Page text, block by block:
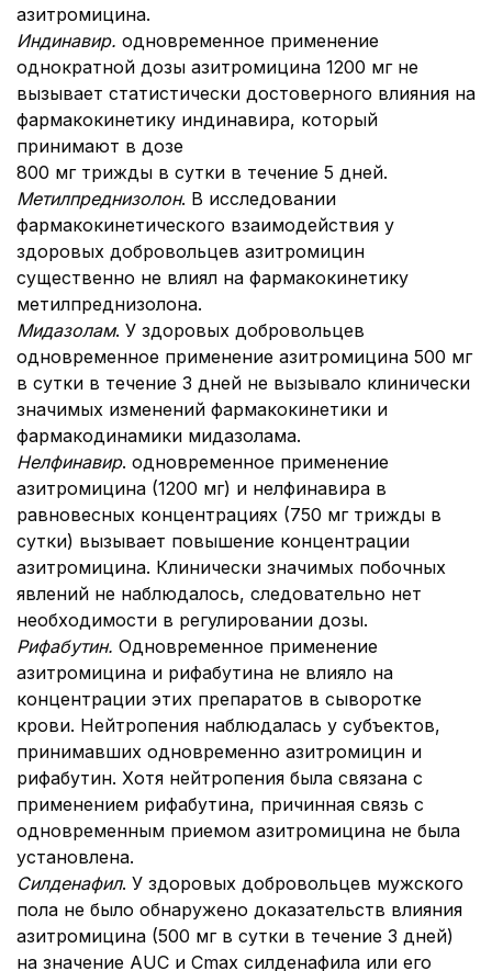
азитромицина.
Индинавир. одновременное применение
однократной дозы азитромицина 1200 мг не
вызывает статистически достоверного влияния на
фармакокинетику индинавира, который
принимают в дозе
800 мг трижды в сутки в течение 5 дней.
Метилпреднизолон. В исследовании
фармакокинетического взаимодействия у
здоровых добровольцев азитромицин
существенно не влиял на фармакокинетику
метилпреднизолона.
Мидазолам. У здоровых добровольцев
одновременное применение азитромицина 500 мг
в сутки в течение 3 дней не вызывало клинически
значимых изменений фармакокинетики и
фармакодинамики мидазолама.
Нелфинавир. одновременное применение
азитромицина (1200 мг) и нелфинавира в
равновесных концентрациях (750 мг трижды в
сутки) вызывает повышение концентрации
азитромицина. Клинически значимых побочных
явлений не наблюдалось, следовательно нет
необходимости в регулировании дозы.
Рифабутин. Одновременное применение
азитромицина и рифабутина не влияло на
концентрации этих препаратов в сыворотке
крови. Нейтропения наблюдалась у субъектов,
принимавших одновременно азитромицин и
рифабутин. Хотя нейтропения была связана с
применением рифабутина, причинная связь с
одновременным приемом азитромицина не была
установлена.
Силденафил. У здоровых добровольцев мужского
пола не было обнаружено доказательств влияния
азитромицина (500 мг в сутки в течение 3 дней)
на значение AUC и Cmax силденафила или его